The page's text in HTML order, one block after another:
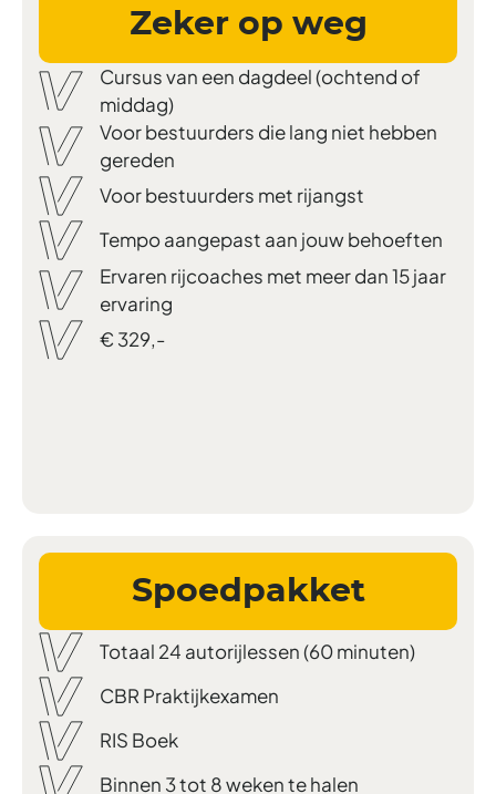
Zeker op weg
Cursus van een dagdeel (ochtend of
middag)
Voor bestuurders die lang niet hebben
gereden
Voor bestuurders met rijangst
Tempo aangepast aan jouw behoeften
Ervaren rijcoaches met meer dan 15 jaar
ervaring
€ 329,-
Spoedpakket
Totaal 24 autorijlessen (60 minuten)
CBR Praktijkexamen
RIS Boek
Binnen 3 tot 8 weken te halen